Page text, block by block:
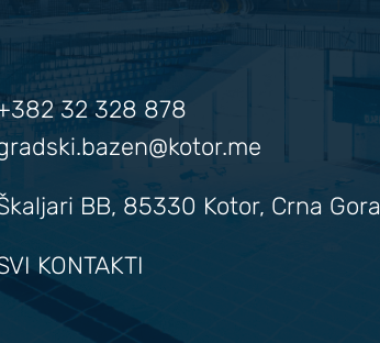
32 328 878
BB, 85330 Kotor, Crna Gora
KONTAKTI